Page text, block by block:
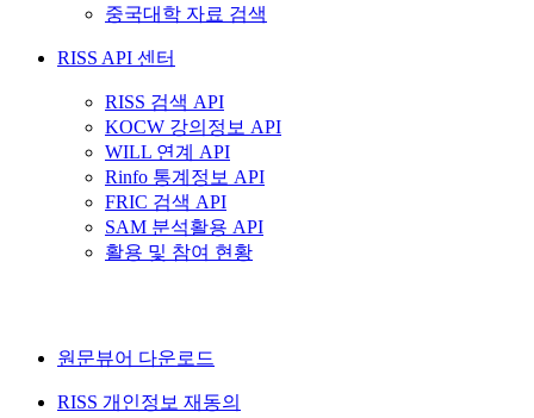
중국대학 자료 검색
RISS API 센터
RISS 검색 API
KOCW 강의정보 API
WILL 연계 API
Rinfo 통계정보 API
FRIC 검색 API
SAM 분석활용 API
활용 및 참여 현황
원문뷰어 다운로드
RISS 개인정보 재동의